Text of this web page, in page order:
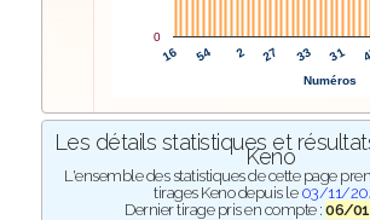
16 54 2 27 33 31
0
Numéros
Les détails statistiques et
Keno
L'ensemble des statistiques de cette page
tirages Keno depuis le 03/11/
Dernier tirage pris en compte :06/